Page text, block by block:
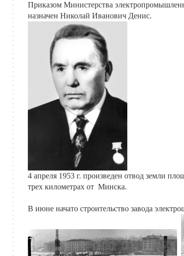
Приказом Министерства
назначен Николай Иванович Денис.
4 апреля 1953 г. произведен отвод земли
трех километрах от Минска.
В июне начато строительство завода